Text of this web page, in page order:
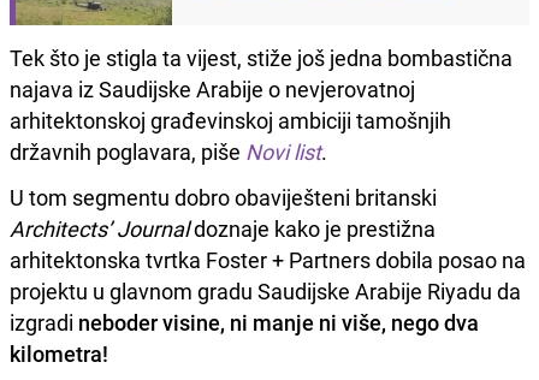
Tek što je stigla ta vijest, stiže još jedna bombastična
najava iz Saudijske Arabije o nevjerovatnoj
arhitektonskoj građevinskoj ambiciji tamošnjih
državnih poglavara, piše Novi list.
U tom segmentu dobro obaviješteni britanski
Architects’ Journaldoznaje kako je prestižna
arhitektonska tvrtka Foster + Partners dobila posao na
projektu u glavnom gradu Saudijske Arabije Riyadu da
izgradi neboder visine, ni manje ni više, nego dva
kilometra!